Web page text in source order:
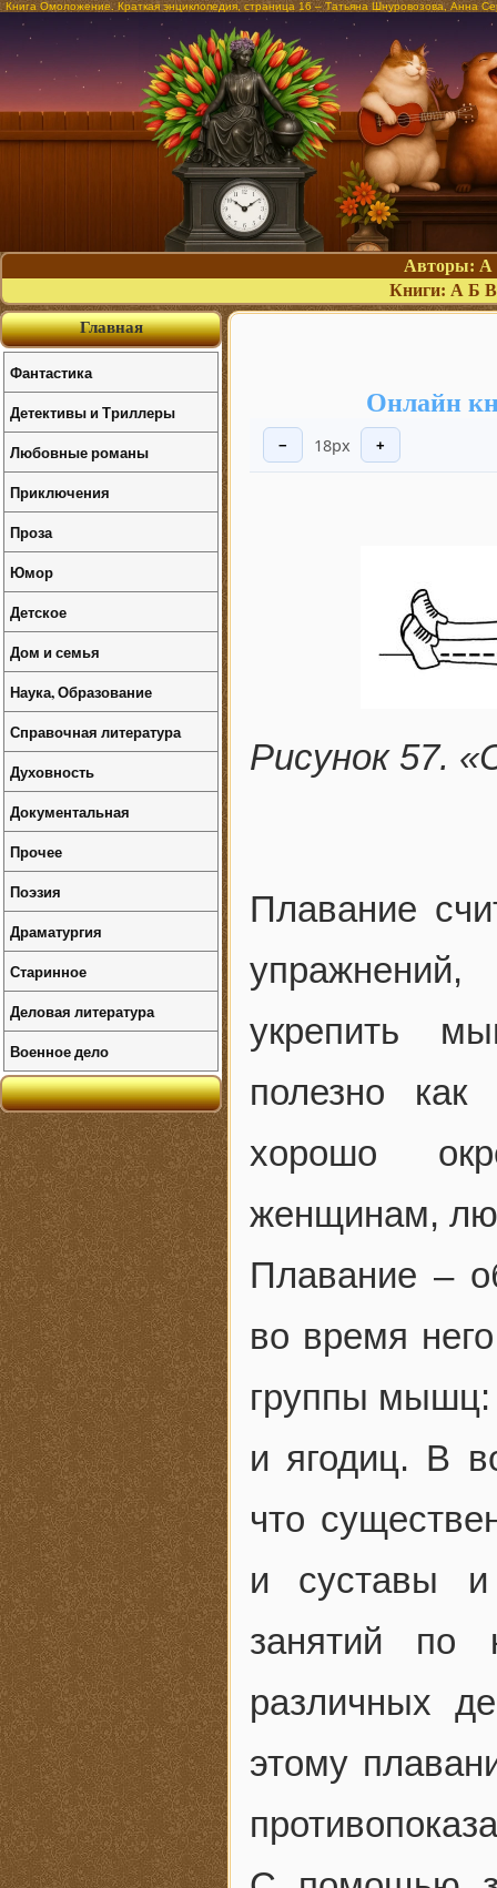
Книга Омоложение. Краткая энциклопедия, страница 16 – Татьяна Шнуровозова, Анна
Авторы: А
Книги: А Б В
Онлайн
− 18px +
Рисунок 57.
Плавание
укрепить
полезно
хорошо
женщинам,
Плавание –
во время
группы мышц:
и ягодиц. В
что
и суставы и
занятий по
различных
этому
Главная
Фантастика
Детективы и Триллеры
Любовные романы
Приключения
Проза
Юмор
Детское
Дом и семья
Наука, Образование
Справочная литература
Духовность
Документальная
Прочее
Поэзия
Драматургия
Старинное
Деловая литература
Военное дело